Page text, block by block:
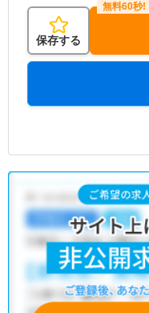
保存する